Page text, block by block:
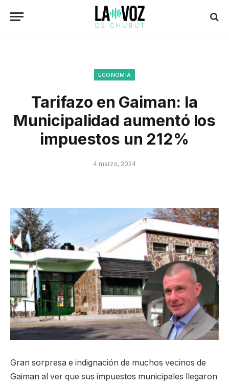
ECONOMÍA
Tarifazo en Gaiman: la
Municipalidad aumentó los
impuestos un 212%
4 marzo, 2024
Gran sorpresa e indignación de muchos vecinos de
Gaiman al ver que sus impuestos municipales llegaron